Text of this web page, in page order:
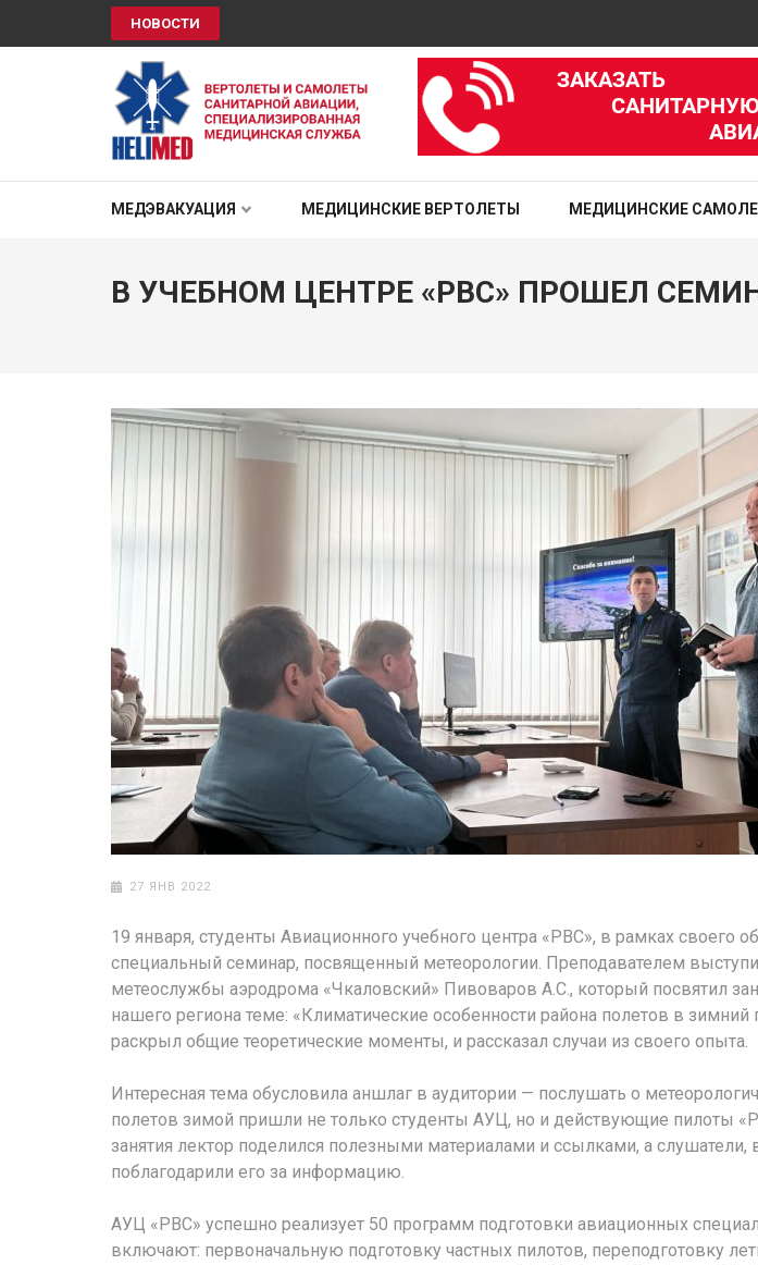
НОВОСТИ
HELIMED
МЕДЭВАКУАЦИЯ МЕДИЦИНСКИЕ ВЕРТОЛЕТЫ МЕДИЦИНСКИЕ
В УЧЕБНОМ ЦЕНТРЕ «РВС» ПРОШЕЛ
27 ЯНВ 2022
19 января, студенты Авиационного учебного центра «РВС», в рамках своего
специальный семинар, посвященный метеорологии. Преподавателем
метеослужбы аэродрома «Чкаловский» Пивоваров А.С., который посвятил
нашего региона теме: «Климатические особенности района полетов в зимний
раскрыл общие теоретические моменты, и рассказал случаи из своего опыта.
Интересная тема обусловила аншлаг в аудитории — послушать о
полетов зимой пришли не только студенты АУЦ, но и действующие пилоты
занятия лектор поделился полезными материалами и ссылками, а слушатели,
поблагодарили его за информацию.
АУЦ «РВС» успешно реализует 50 программ подготовки авиационных
включают: первоначальную подготовку частных пилотов, переподготовку